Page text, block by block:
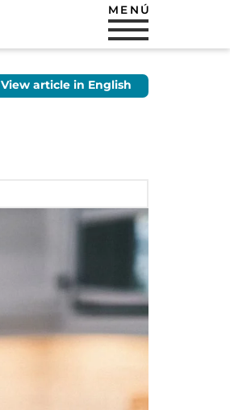
MENÚ
View article in English